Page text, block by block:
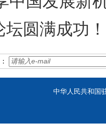
坛圆满成功
中华人民共和国